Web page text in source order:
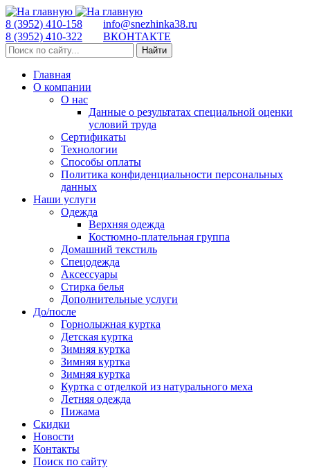
8 (3952) 410-158
8 (3952) 410-322
info@snezhinka38.ru
ВКОНТАКТЕ
Найти
Главная
О компании
О нас
Данные о результатах специальной оценки
условий труда
Сертификаты
Технологии
Способы оплаты
Политика конфиденциальности персональных
данных
Наши услуги
Одежда
Верхняя одежда
Костюмно-плательная группа
Домашний текстиль
Спецодежда
Аксессуары
Стирка белья
Дополнительные услуги
До/после
Горнолыжная куртка
Детская куртка
Зимняя куртка
Зимняя куртка
Зимняя куртка
Куртка с отделкой из натурального меха
Летняя одежда
Пижама
Скидки
Новости
Контакты
Поиск по сайту